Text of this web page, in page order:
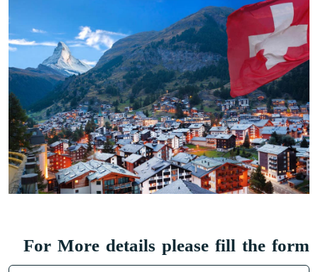
For More details please fill the form